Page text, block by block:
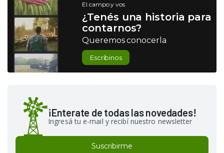
El campo y vos
¿Tenés una historia para
contarnos?
Queremos conocerla
Escribinos
¡Enterate de todas las novedades!
Ingresá tu e-mail y recibí nuestro newsletter
Suscribirme